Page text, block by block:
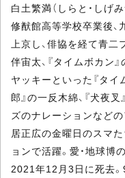
白土繁満（しらと・しげ
修猷館高等学校卒業後、
上京し、俳協を経て青二
伴宙太、『タイムボカン
ヤッキーといった『タイ
郎』の一反木綿、『犬夜
ズのナレーションなどの
居正広の金曜日のスマ
ョンで活躍。愛・地球博
2021年12月3日に死去。